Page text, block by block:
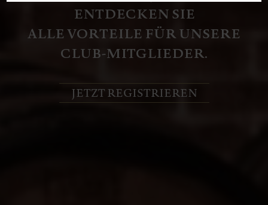
ENTDECKEN SIE
ALLE VORTEILE FÜR UNSERE
CLUB-MITGLIEDER.
JETZT REGISTRIEREN